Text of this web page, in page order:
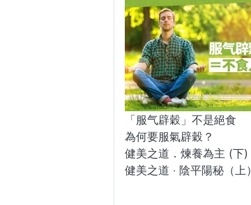
「服气辟穀」不是絕食
為何要服氣辟穀？
健美之道．煉養為主 (下)
健美之道 ‧ 陰平陽秘（上）